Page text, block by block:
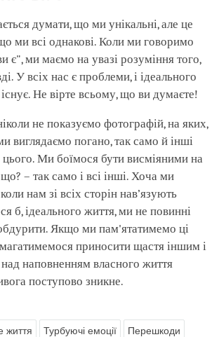
думати, що ми унікальні, але це
ми всі однакові. Коли ми говоримо
є", ми маємо на увазі розуміння того,
У всіх нас є проблеми, і ідеального
Не вірте всьому, що ви думаєте!
не показуємо фотографій, на яких,
виглядаємо погано, так само й інші
Ми боїмося бути висміяними на
– так само і всі інші. Хоча ми
нам зі всіх сторін нав’язують
б, ідеального життя, ми не повинні
Якщо ми пам'ятатимемо ці
приносити щастя іншим і
наповненням власного життя
поступово зникне.
життя Турбуючі емоції Перешкоди